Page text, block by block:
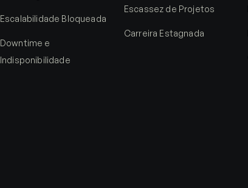
Escalabilidade Bloqueada
Downtime e
Indisponibilidade
Escassez de Projetos
Carreira Estagnada